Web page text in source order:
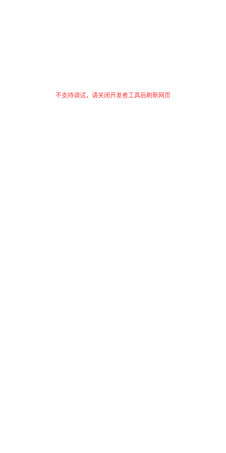
不支持调试，请关闭开发者工具后刷新网页